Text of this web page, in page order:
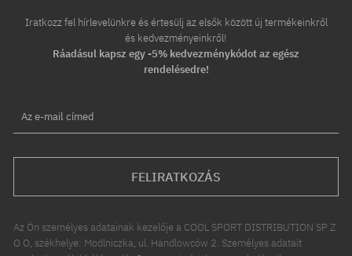
Iratkozz fel hírlevelünkre és értesülj az elsők között új termékeinkről
és kedvezményeinkről!
Ráadásul kapsz egy -5% kedvezménykódot az egész
rendelésedre!
Az e-mail címed
FELIRATKOZÁS
Az Ön személyes adatainak kezelője a COOL SPORT DISTRIBUTION SP Z
O O, székhelye: Modlniczka, ul. Handlowców 2. Személyes adatait